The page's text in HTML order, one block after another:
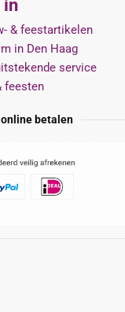
in
& feestartikelen
in Den Haag
service
feesten
betalen